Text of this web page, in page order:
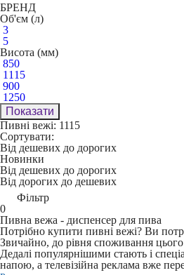
БРЕНД
Об'єм (л)
3
5
Висота (мм)
850
1115
900
1250
Показати
Пивні вежі: 1115
Сортувати:
Від дешевих до дорогих
Новинки
Від дешевих до дорогих
Від дорогих до дешевих
Фільтр
0
Пивна вежа - диспенсер для пива
Потрібно купити пивні вежі? Ви
Звичайно, до рівня споживання цього
Дедалі популярнішими стають і
напою, а телевізійна реклама вже